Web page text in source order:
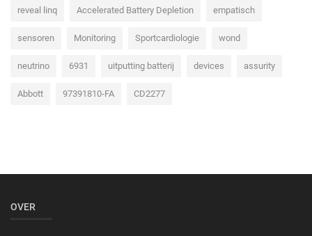
reveal linq Accelerated Battery Depletion empatisch
sensoren Monitoring Sportcardiologie wond
neutrino 6931 uitputting batterij devices assurity
Abbott 97391810-FA CD2277
OVER